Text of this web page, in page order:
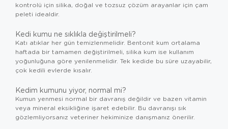
kontrolü için silika, doğal ve tozsuz çözüm arayanlar için çam
peleti idealdir.
Kedi kumu ne sıklıkla değiştirilmeli?
Katı atıklar her gün temizlenmelidir. Bentonit kum ortalama
haftada bir tamamen değiştirilmeli, silika kum ise kullanım
yoğunluğuna göre yenilenmelidir. Tek kedide bu süre uzayabilir,
çok kedili evlerde kısalır.
Kedim kumunu yiyor, normal mi?
Kumun yenmesi normal bir davranış değildir ve bazen vitamin
veya mineral eksikliğine işaret edebilir. Bu davranışı sık
gözlemliyorsanız veteriner hekiminize danışmanız önerilir.